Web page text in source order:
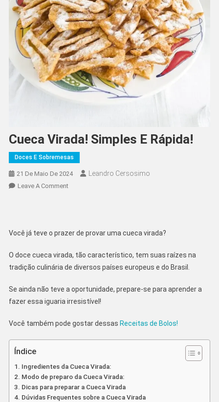
Cueca Virada! Simples E Rápida!
Doces E Sobremesas
21 De Maio De 2024 Leandro Cersosimo
Leave A CommentOn
E
Você já teve o prazer de provar uma cueca virada?
O doce cueca virada, tão característico, tem suas raízes na
tradição culinária de diversos países europeus e do Brasil.
Se ainda não teve a oportunidade, prepare-se para aprender a
fazer essa iguaria irresistível!
Você também pode gostar dessas Receitas de Bolos!
Índice
Ingredientes da Cueca Virada:
Modo de preparo da Cueca Virada:
Dicas para preparar a Cueca Virada
Dúvidas Frequentes sobre a Cueca Virada